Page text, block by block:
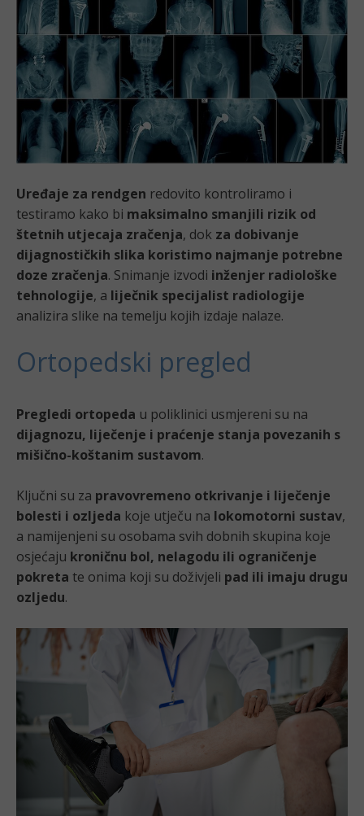
Uređaje za rendgen redovito kontroliramo i
testiramo kako bi maksimalno smanjili rizik od
štetnih utjecaja zračenja, dok za dobivanje
dijagnostičkih slika koristimo najmanje potrebne
doze zračenja. Snimanje izvodi inženjer radiološke
tehnologije, a liječnik specijalist radiologije
analizira slike na temelju kojih izdaje nalaze.
Ortopedski pregled
Pregledi ortopeda u poliklinici usmjereni su na
dijagnozu, liječenje i praćenje stanja povezanih s
mišično-koštanim sustavom.
Ključni su za pravovremeno otkrivanje i liječenje
bolesti i ozljeda koje utječu na lokomotorni sustav,
a namijenjeni su osobama svih dobnih skupina koje
osjećaju kroničnu bol, nelagodu ili ograničenje
pokreta te onima koji su doživjeli pad ili imaju drugu
ozljedu.